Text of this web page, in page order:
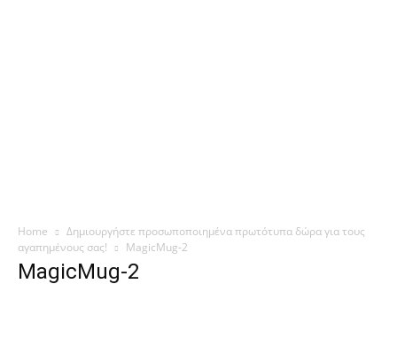
Home
Δημιουργήστε προσωποποιημένα πρωτότυπα δώρα για τους
αγαπημένους σας!
MagicMug-2
MagicMug-2